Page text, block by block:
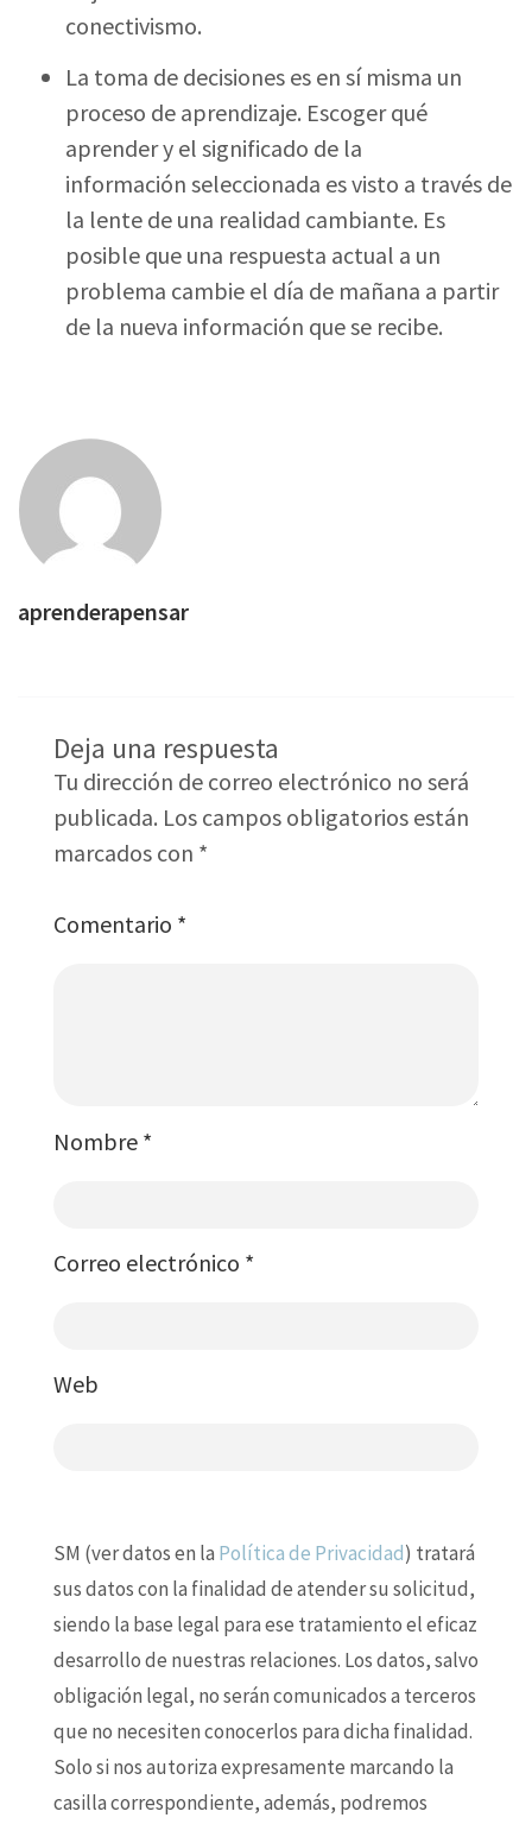
conectivismo.
La toma de decisiones es en sí misma un
proceso de aprendizaje. Escoger qué
aprender y el significado de la
información seleccionada es visto a través de
la lente de una realidad cambiante. Es
posible que una respuesta actual a un
problema cambie el día de mañana a partir
de la nueva información que se recibe.
aprenderapensar
Deja una respuesta
Tu dirección de correo electrónico no será
publicada. Los campos obligatorios están
marcados con *
Comentario *
Nombre *
Correo electrónico *
Web
SM (ver datos en la Política de Privacidad) tratará
sus datos con la finalidad de atender su solicitud,
siendo la base legal para ese tratamiento el eficaz
desarrollo de nuestras relaciones. Los datos, salvo
obligación legal, no serán comunicados a terceros
que no necesiten conocerlos para dicha finalidad.
Solo si nos autoriza expresamente marcando la
casilla correspondiente, además, podremos